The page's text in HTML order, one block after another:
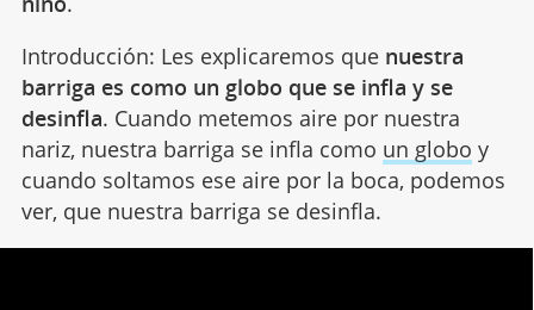
Introducción: Les explicaremos que nuestra
barriga es como un globo que se infla y se
desinfla. Cuando metemos aire por nuestra
nariz, nuestra barriga se infla como un globo y
cuando soltamos ese aire por la boca, podemos
ver, que nuestra barriga se desinfla.